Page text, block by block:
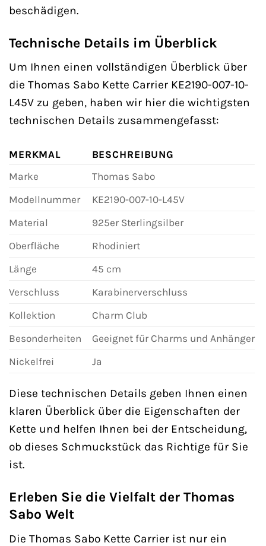
beschädigen.
Technische Details im Überblick
Um Ihnen einen vollständigen Überblick über
die Thomas Sabo Kette Carrier KE2190-007-10-
L45V zu geben, haben wir hier die wichtigsten
technischen Details zusammengefasst:
MERKMAL
BESCHREIBUNG
Marke
Thomas Sabo
Modellnummer
KE2190-007-10-L45V
Material
925er Sterlingsilber
Oberfläche
Rhodiniert
Länge
45 cm
Verschluss
Karabinerverschluss
Kollektion
Charm Club
Besonderheiten
Geeignet für Charms und Anhänger
Nickelfrei
Ja
Diese technischen Details geben Ihnen einen
klaren Überblick über die Eigenschaften der
Kette und helfen Ihnen bei der Entscheidung,
ob dieses Schmuckstück das Richtige für Sie
ist.
Erleben Sie die Vielfalt der Thomas
Sabo Welt
Die Thomas Sabo Kette Carrier ist nur ein